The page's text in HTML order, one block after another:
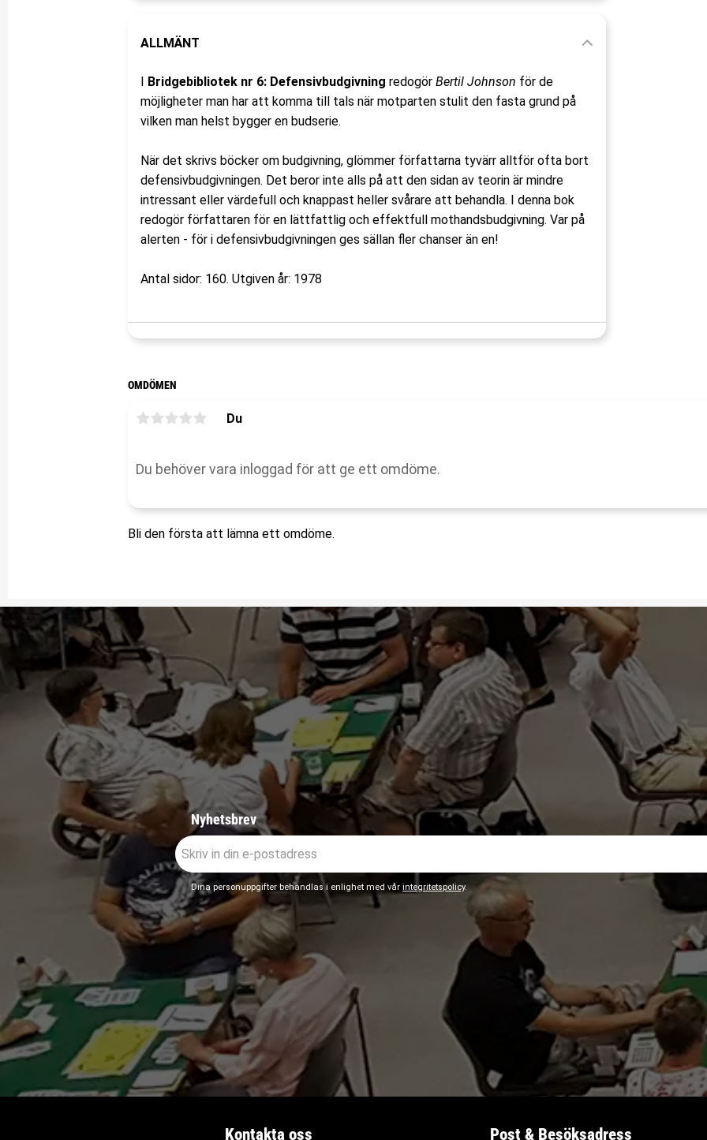
ALLMÄNT
I Bridgebibliotek nr 6: Defensivbudgivning redogör Bertil Johnson för de
möjligheter man har att komma till tals när motparten stulit den fasta grund på
vilken man helst bygger en budserie.
När det skrivs böcker om budgivning, glömmer författarna tyvärr alltför ofta bort
defensivbudgivningen. Det beror inte alls på att den sidan av teorin är mindre
intressant eller värdefull och knappast heller svårare att behandla. I denna bok
redogör författaren för en lättfattlig och effektfull mothandsbudgivning. Var på
alerten - för i defensivbudgivningen ges sällan fler chanser än en!
Antal sidor: 160. Utgiven år: 1978
OMDÖMEN
Du
Bli den första att lämna ett omdöme.
Nyhetsbrev
Dina personuppgifter behandlas i enlighet med vår integritetspolicy.
Kontakta oss Post & Besöksadress